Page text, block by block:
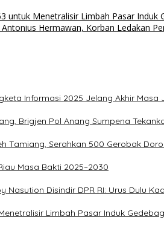
untuk Menetralisir Limbah Pasar Induk
Hermawan, Korban Ledakan
Informasi 2025 Jelang Akhir Masa
Brigjen Pol Anang Sumpena
Tamiang, Serahkan 500 Gerobak
Masa Bakti 2025–2030
Nasution Disindir DPR RI: Urus Dulu
Limbah Pasar Induk